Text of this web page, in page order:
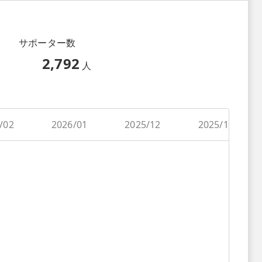
サポーター数
2,792 人
02 2026/01 2025/12 2025/11